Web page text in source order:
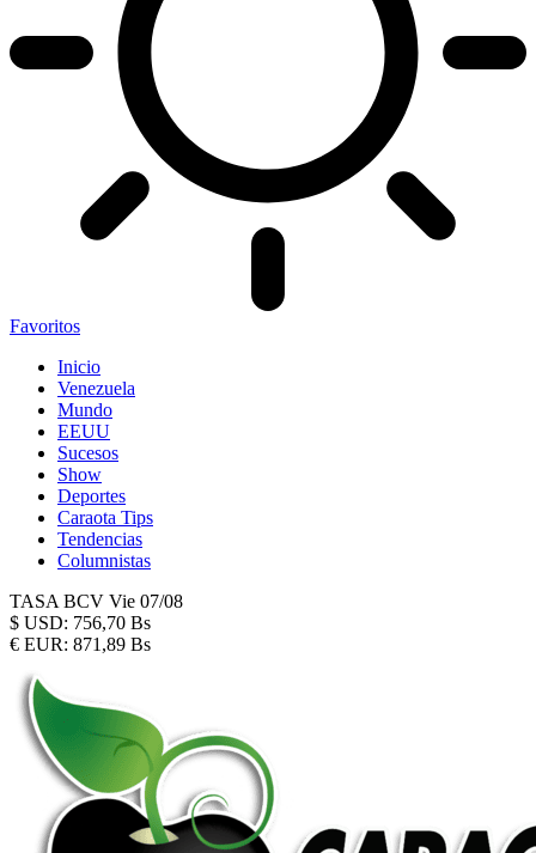
Favoritos
Inicio
Venezuela
Mundo
EEUU
Sucesos
Show
Deportes
Caraota Tips
Tendencias
Columnistas
TASA BCV Vie 07/08
$ USD: 756,70 Bs
€ EUR: 871,89 Bs